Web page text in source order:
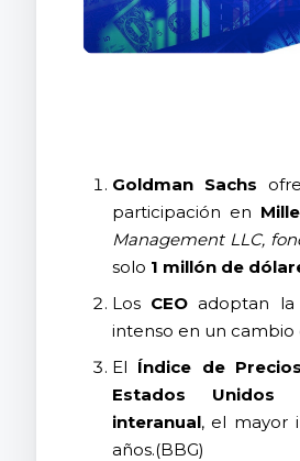
Goldman Sachs
participación en
Management LLC,
solo 1 millón de
Los CEOadoptan la
intenso en un cambio
El Índice de
Estados Unidos
interanual, el mayor
años.(BBG)